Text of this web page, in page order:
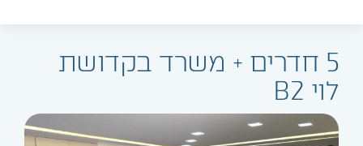
5 חדרים + משרד בקדושת
לוי B2